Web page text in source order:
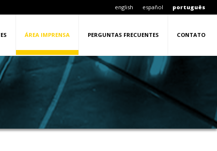
english español português
ÁREA IMPRENSA PERGUNTAS FRECUENTES CONTATO